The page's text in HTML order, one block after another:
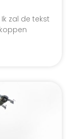
zal de tekst